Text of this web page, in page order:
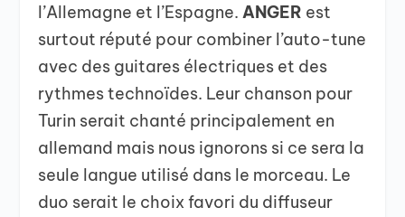
l’Allemagne et l’Espagne.ANGER est
surtout réputé pour combiner l’auto-tune
avec des guitares électriques et des
rythmes technoïdes. Leur chanson pour
Turin serait chanté principalement en
allemand mais nous ignorons si ce sera la
seule langue utilisé dans le morceau. Le
duo serait le choix favori du diffuseur